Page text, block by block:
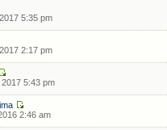
5:35 pm
2:17 pm
5:43 pm
2:46 am